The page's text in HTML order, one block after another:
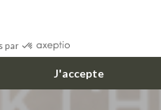
par
J'accepte